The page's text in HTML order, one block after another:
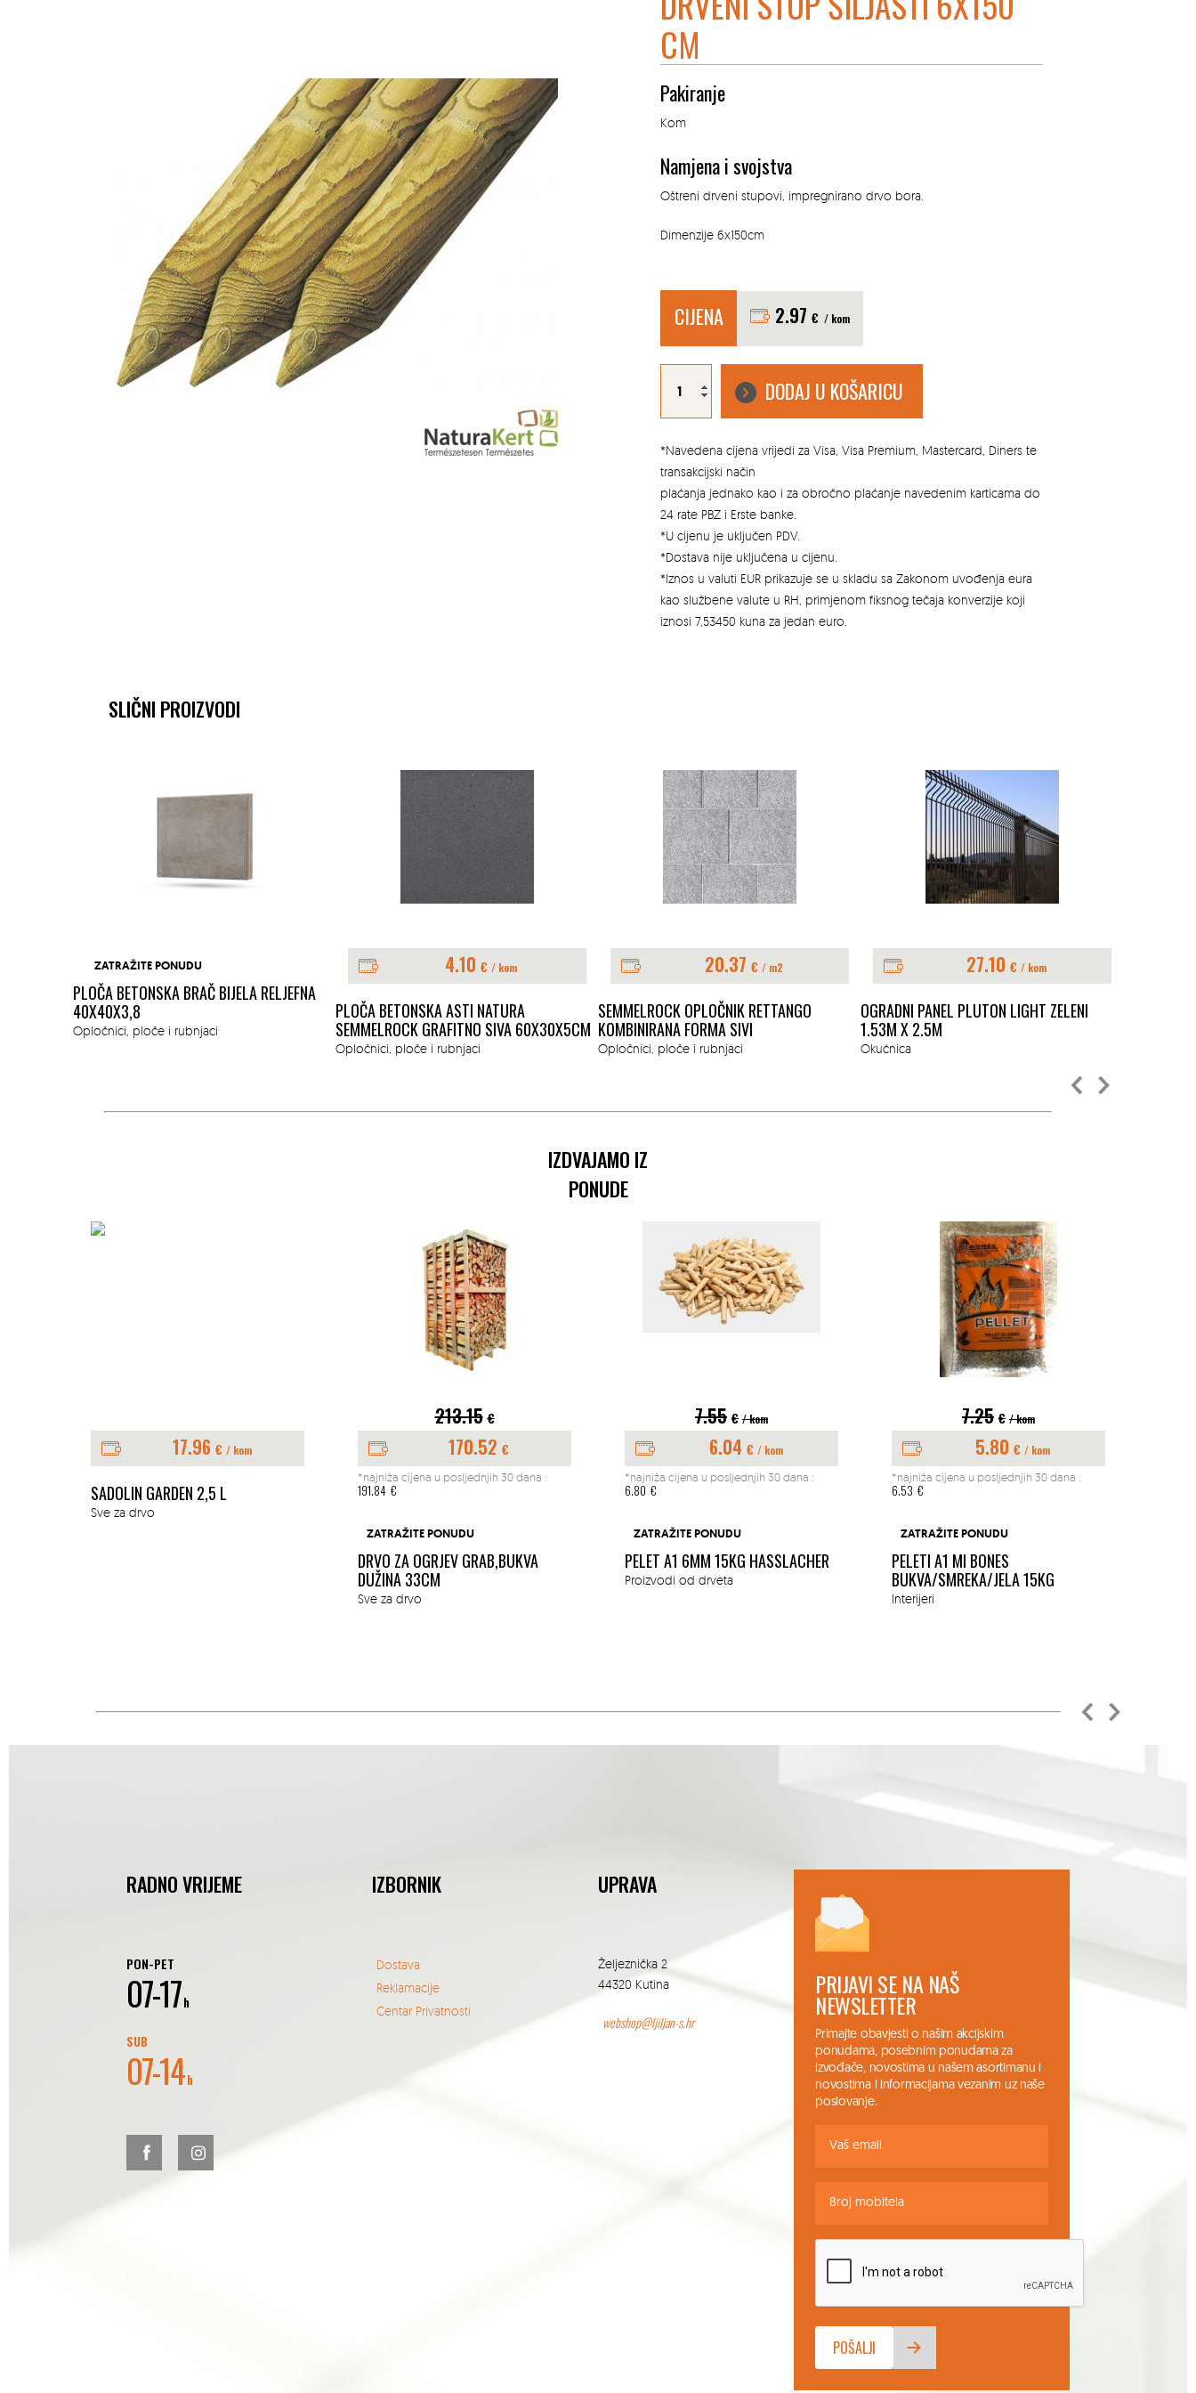
CM
Pakiranje
Kom
Namjena i svojstva
Oštreni drveni stupovi, impregnirano drvo bora.
Dimenzije 6x150cm
CIJENA 2.97 € / kom
DRVENI
ŠILJASTI
6X150
količina
DODAJ U KOŠARICU
*Navedena cijena vrijedi za Visa, Visa Premium, Mastercard, Diners te
transakcijski način
plaćanja jednako kao i za obročno plaćanje navedenim karticama do
24 rate PBZ i Erste banke.
*U cijenu je uključen PDV.
*Dostava nije uključena u cijenu.
*Iznos u valuti EUR prikazuje se u skladu sa Zakonom uvođenja eura
kao službene valute u RH, primjenom fiksnog tečaja konverzije koji
iznosi 7,53450 kuna za jedan euro.
SLIČNI PROIZVODI
ZATRAŽITE PONUDU
PLOČA BETONSKA BRAČ BIJELA RELJEFNA
40X40X3,8
Opločnici, ploče i rubnjaci
4.10 € / kom
PLOČA BETONSKA ASTI NATURA
SEMMELROCK GRAFITNO SIVA 60X30X5CM
Opločnici, ploče i rubnjaci
20.37 € / m2
SEMMELROCK OPLOČNIK RETTANGO
KOMBINIRANA FORMA SIVI
Opločnici, ploče i rubnjaci
27.10 € / kom
OGRADNI PANEL PLUTON LIGHT ZELENI
1.53M X 2.5M
Okućnica
IZDVAJAMO IZ
PONUDE
17.96 € / kom
SADOLIN GARDEN 2,5 L
Sve za drvo
213.15 €
170.52 €
*najniža cijena u posljednjih 30 dana :
191.84 €
ZATRAŽITE PONUDU
DRVO ZA OGRJEV GRAB,BUKVA
DUŽINA 33CM
Sve za drvo
7.55 € / kom
6.04 € / kom
*najniža cijena u posljednjih 30 dana :
6.80 €
ZATRAŽITE PONUDU
PELET A1 6MM 15KG HASSLACHER
Proizvodi od drveta
7.25 € / kom
5.80 € / kom
*najniža cijena u posljednjih 30 dana :
6.53 €
ZATRAŽITE PONUDU
PELETI A1 MI BONES
BUKVA/SMREKA/JELA 15KG
Interijeri
RADNO VRIJEME
PON-PET
07-17h
SUB
07-14h
IZBORNIK
Dostava
Reklamacije
Centar Privatnosti
UPRAVA
Željeznička 2
44320 Kutina
webshop@ljiljan-s.hr
PRIJAVI SE NA NAŠ
NEWSLETTER
Primajte obavjesti o našim akcijskim
ponudama, posebnim ponudama za
izvođače, novostima u našem asortimanu i
novostima i informacijama vezanim uz naše
poslovanje.